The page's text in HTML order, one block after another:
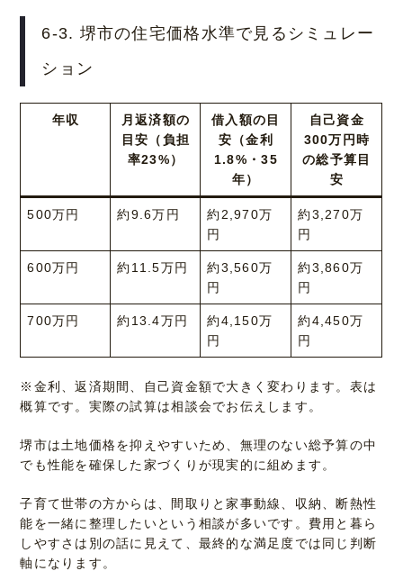
6-3. 堺市の住宅価格水準で見るシミュレー
ション
年収
月返済額の
目安（負担
率23%）
借入額の目
安（金利
1.8%・35
年）
自己資金
300万円時
の総予算目
安
500万円 約9.6万円
約2,970万
円
約3,270万
円
600万円 約11.5万円
約3,560万
円
約3,860万
円
700万円 約13.4万円
約4,150万
円
約4,450万
円
※金利、返済期間、自己資金額で大きく変わります。表は
概算です。実際の試算は相談会でお伝えします。
堺市は土地価格を抑えやすいため、無理のない総予算の中
でも性能を確保した家づくりが現実的に組めます。
子育て世帯の方からは、間取りと家事動線、収納、断熱性
能を一緒に整理したいという相談が多いです。費用と暮ら
しやすさは別の話に見えて、最終的な満足度では同じ判断
軸になります。